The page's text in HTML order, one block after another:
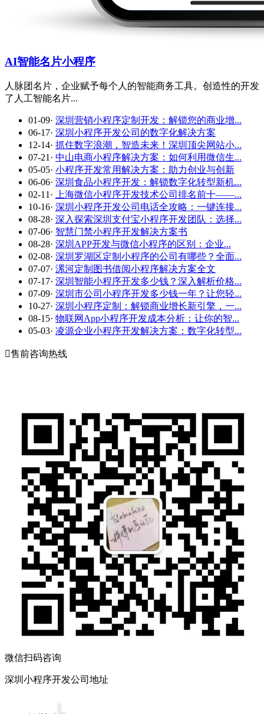
AI智能名片小程序
人脉团名片，企业赋予每个人的智能商务工具。创造性的开发
了人工智能名片...
01-09· 深圳营销小程序定制开发：解锁您的商业增...
06-17· 深圳小程序开发公司的数字化解决方案
12-14· 抓住数字浪潮，智造未来！深圳顶尖网站小...
07-21· 中山电商小程序解决方案：如何利用微信生...
05-05· 小程序开发常用解决方案：助力创业与创新
06-06· 深圳食品小程序开发：解锁数字化转型新机...
02-11· 上海微信小程序开发技术公司排名前十——...
10-16· 深圳小程序开发公司电话全攻略：一键连接...
08-28· 深入探索深圳支付宝小程序开发团队：选择...
07-06· 智慧门禁小程序开发解决方案书
08-28· 深圳APP开发与微信小程序的区别：企业...
02-08· 深圳罗湖区定制小程序的公司有哪些？全面...
07-07· 漯河定制图书借阅小程序解决方案全文
07-17· 深圳智能小程序开发多少钱？深入解析价格...
07-09· 深圳市公司小程序开发多少钱一年？让您轻...
10-27· 深圳小程序定制：解锁商业增长新引擎，一...
08-15· 物联网App小程序开发成本分析：让你的智...
05-03· 凌源企业小程序开发解决方案：数字化转型...
售前咨询热线
微信扫码咨询
深圳小程序开发公司地址